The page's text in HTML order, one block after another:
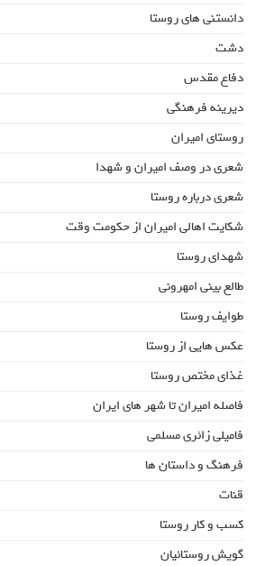
دانستنی های روستا
دشت
دفاع مقدس
دیرینه فرهنگی
روستای امیران
شعری در وصف امیران و شهدا
شعری درباره روستا
شکایت اهالی امیران از حکومت وقت
شهدای روستا
طالع بینی امهرونی
طوایف روستا
عکس هایی از روستا
غذای مختص روستا
فاصله امیران تا شهر های ایران
فامیلی زائری مسلمی
فرهنگ و داستان ها
قنات
کسب و کار روستا
گویش روستائیان